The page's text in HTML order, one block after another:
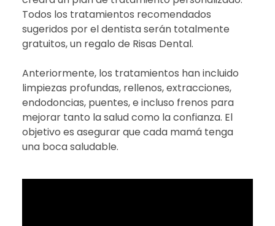
Todos los tratamientos recomendados
sugeridos por el dentista serán totalmente
gratuitos, un regalo de Risas Dental.
Anteriormente, los tratamientos han incluido
limpiezas profundas, rellenos, extracciones,
endodoncias, puentes, e incluso frenos para
mejorar tanto la salud como la confianza. El
objetivo es asegurar que cada mamá tenga
una boca saludable.